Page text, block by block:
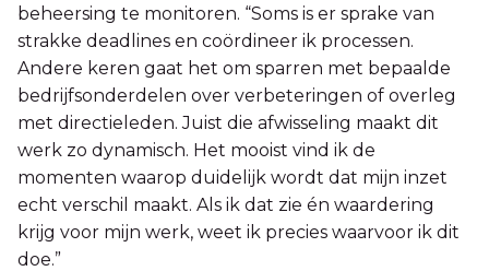
beheersing te monitoren. “Soms is er sprake van
strakke deadlines en coördineer ik processen.
Andere keren gaat het om sparren met bepaalde
bedrijfsonderdelen over verbeteringen of overleg
met directieleden. Juist die afwisseling maakt dit
werk zo dynamisch. Het mooist vind ik de
momenten waarop duidelijk wordt dat mijn inzet
echt verschil maakt. Als ik dat zie én waardering
krijg voor mijn werk, weet ik precies waarvoor ik dit
doe.”